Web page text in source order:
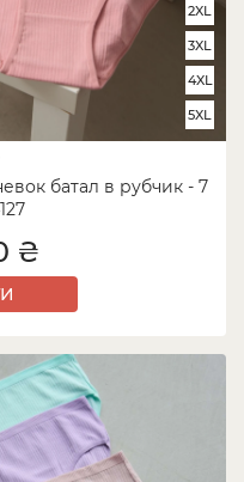
батал в рубчик - 7
2XL
3XL
4XL
5XL
₴